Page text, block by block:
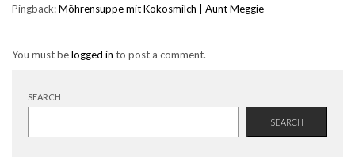
Pingback:Möhrensuppe mit Kokosmilch | Aunt Meggie
You must belogged in to post a comment.
SEARCH
SEARCH